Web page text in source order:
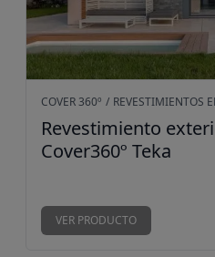
COVER 360º / REVESTIMIENTOS
Revestimiento
Cover360º Teka
VER PRODUCTO